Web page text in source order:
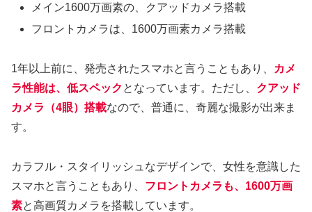
メイン1600万画素の、クアッドカメラ搭載
フロントカメラは、1600万画素カメラ搭載
1年以上前に、発売されたスマホと言うこともあり、
カメ
ラ性能は、低スペック となっています。ただし、 クアッド
カメラ（4眼）搭載なので、普通に、奇麗な撮影が出来ま
す。
カラフル・スタイリッシュなデザインで、女性を意識した
スマホと言うこともあり、 フロントカメラも、1600万画
素と高画質カメラを搭載しています。